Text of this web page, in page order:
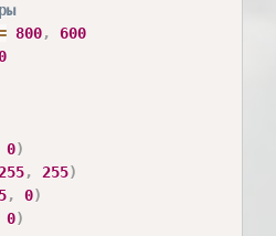
800,
600
0)
255, 255)
, 0)
0)